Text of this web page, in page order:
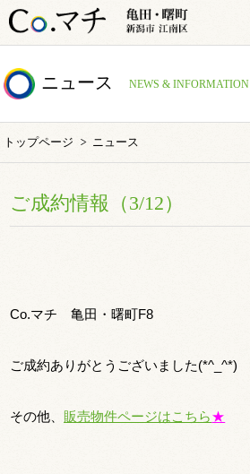
ニュース NEWS & INFORMATION
トップページ ニュース
ご成約情報（3/12）
Co.マチ 亀田・曙町F8
ご成約ありがとうございました(*^_^*)
その他、 販売物件ページはこちら★